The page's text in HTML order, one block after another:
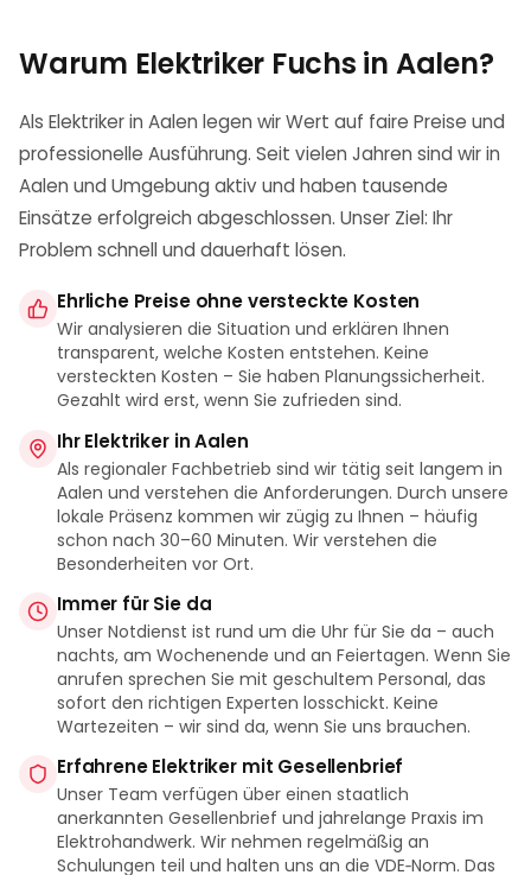
Warum Elektriker Fuchs in Aalen?
Als Elektriker in Aalen legen wir Wert auf faire Preise und
professionelle Ausführung. Seit vielen Jahren sind wir in
Aalen und Umgebung aktiv und haben tausende
Einsätze erfolgreich abgeschlossen. Unser Ziel: Ihr
Problem schnell und dauerhaft lösen.
Ehrliche Preise ohne versteckte Kosten
Wir analysieren die Situation und erklären Ihnen
transparent, welche Kosten entstehen. Keine
versteckten Kosten – Sie haben Planungssicherheit.
Gezahlt wird erst, wenn Sie zufrieden sind.
Ihr Elektriker in Aalen
Als regionaler Fachbetrieb sind wir tätig seit langem in
Aalen und verstehen die Anforderungen. Durch unsere
lokale Präsenz kommen wir zügig zu Ihnen – häufig
schon nach 30–60 Minuten. Wir verstehen die
Besonderheiten vor Ort.
Immer für Sie da
Unser Notdienst ist rund um die Uhr für Sie da – auch
nachts, am Wochenende und an Feiertagen. Wenn Sie
anrufen sprechen Sie mit geschultem Personal, das
sofort den richtigen Experten losschickt. Keine
Wartezeiten – wir sind da, wenn Sie uns brauchen.
Erfahrene Elektriker mit Gesellenbrief
Unser Team verfügen über einen staatlich
anerkannten Gesellenbrief und jahrelange Praxis im
Elektrohandwerk. Wir nehmen regelmäßig an
Schulungen teil und halten uns an die VDE‑Norm. Das